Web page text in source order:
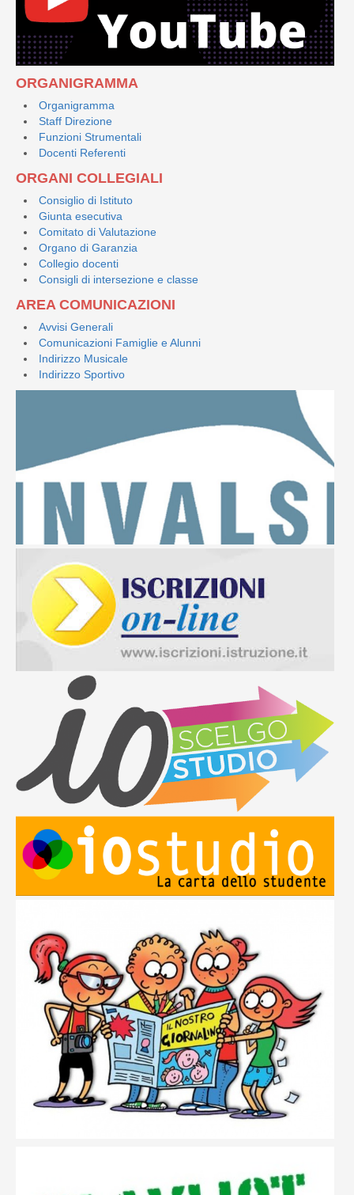
ORGANIGRAMMA
Organigramma
Staff Direzione
Funzioni Strumentali
Docenti Referenti
ORGANI COLLEGIALI
Consiglio di Istituto
Giunta esecutiva
Comitato di Valutazione
Organo di Garanzia
Collegio docenti
Consigli di intersezione e classe
AREA COMUNICAZIONI
Avvisi Generali
Comunicazioni Famiglie e Alunni
Indirizzo Musicale
Indirizzo Sportivo